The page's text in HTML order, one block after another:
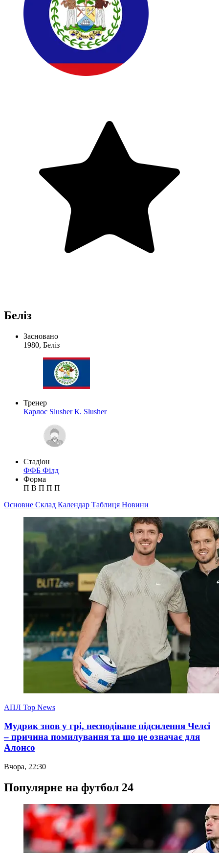
Беліз
Засновано
1980, Беліз
Тренер
Карлос SlusherК. Slusher
Стадіон
ФФБ Філд
Форма
П В П П П
Основне Склад Календар Таблиця Новини
АПЛ Top News
Мудрик знов у грі, несподіване підсилення Челсі
– причина помилування та що це означає для
Алонсо
Вчора, 22:30
Популярне на футбол 24